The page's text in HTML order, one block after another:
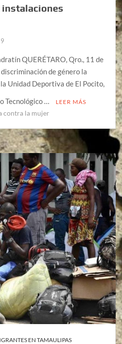
QUERÉTARO, Qro., 11 de
de género la
Unidad Deportiva de El Pocito,
Tecnológico …
LEER MÁS
contra la mujer
EN TAMAULIPAS